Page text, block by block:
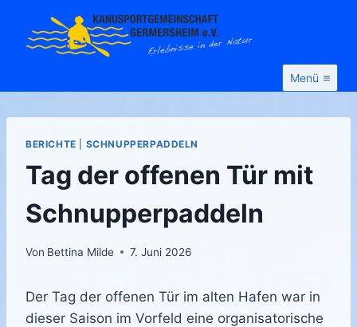
Inhalt
springen
Menü
BERICHTE SCHNUPPERPADDELN
Tag der offenen Tür mit
Schnupperpaddeln
Von Bettina Milde 7. Juni 2026
Der Tag der offenen Tür im alten Hafen war in
dieser Saison im Vorfeld eine organisatorische